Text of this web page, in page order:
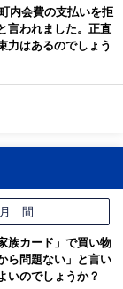
内会費の支払いを拒
言われました。正直
力はあるのでしょう
月 間
族カード」で買い物
ら問題ない」と言い
いのでしょうか？